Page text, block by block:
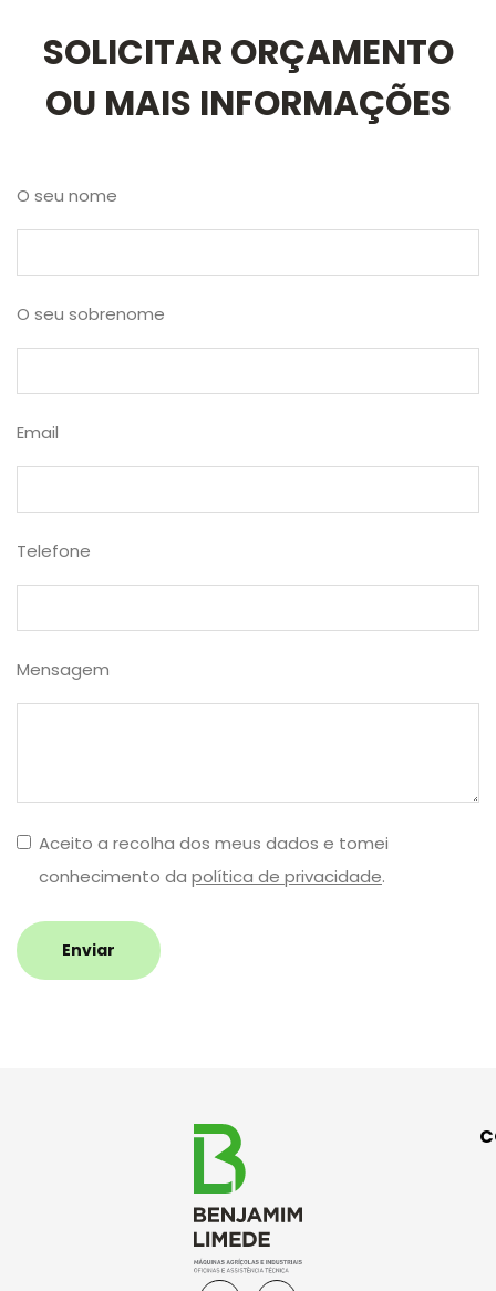
SOLICITAR ORÇAMENTO
OU MAIS INFORMAÇÕES
O seu nome
O seu sobrenome
Email
Telefone
Mensagem
Aceito a recolha dos meus dados e tomei
conhecimento da política de privacidade.
Enviar